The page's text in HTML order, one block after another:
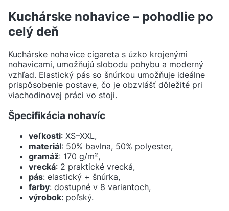
Kuchárske nohavice – pohodlie po
celý deň
Kuchárske nohavice cigareta s úzko krojenými
nohavicami, umožňujú slobodu pohybu a moderný
vzhľad. Elastický pás so šnúrkou umožňuje ideálne
prispôsobenie postave, čo je obzvlášť dôležité pri
viachodinovej práci vo stoji.
Špecifikácia nohavíc
veľkosti: XS–XXL,
materiál: 50% bavlna, 50% polyester,
gramáž: 170 g/m²,
vrecká: 2 praktické vrecká,
pás: elastický + šnúrka,
farby: dostupné v 8 variantoch,
výrobok: poľský.